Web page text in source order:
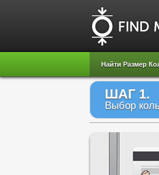
Найти Размер
ШАГ 1.
Выбор